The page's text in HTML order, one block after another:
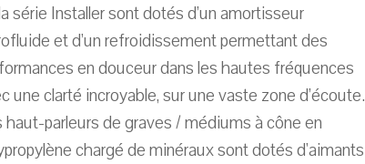
série Installer sont dotés d’un amortisseur
et d’un refroidissement permettant des
en douceur dans les hautes fréquences
une clarté incroyable, sur une vaste zone d’écoute.
haut-parleurs de graves / médiums à cône en
chargé de minéraux sont dotés d'aimants